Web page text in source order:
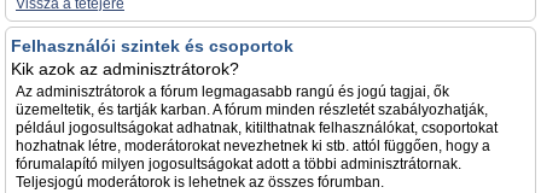
Vissza a tetejére
Felhasználói szintek és csoportok
Kik azok az adminisztrátorok?
Az adminisztrátorok a fórum legmagasabb rangú és jogú tagjai, ők
üzemeltetik, és tartják karban. A fórum minden részletét szabályozhatják,
például jogosultságokat adhatnak, kitilthatnak felhasználókat, csoportokat
hozhatnak létre, moderátorokat nevezhetnek ki stb. attól függően, hogy a
fórumalapító milyen jogosultságokat adott a többi adminisztrátornak.
Teljesjogú moderátorok is lehetnek az összes fórumban.